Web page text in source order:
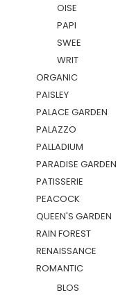
OISE
PAPI
SWEE
WRIT
ORGANIC
PAISLEY
PALACE GARDEN
PALAZZO
PALLADIUM
PARADISE GARDEN
PATISSERIE
PEACOCK
QUEEN'S GARDEN
RAIN FOREST
RENAISSANCE
ROMANTIC
BLOS